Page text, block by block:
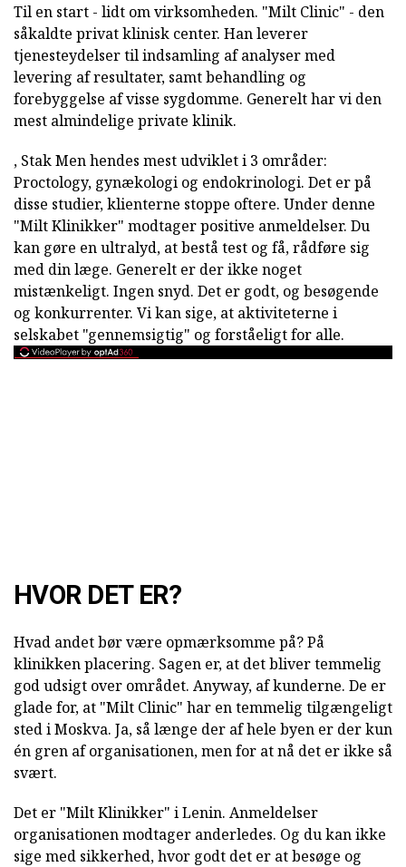
Til en start - lidt om virksomheden. "Milt Clinic" - den
såkaldte privat klinisk center. Han leverer
tjenesteydelser til indsamling af analyser med
levering af resultater, samt behandling og
forebyggelse af visse sygdomme. Generelt har vi den
mest almindelige private klinik.
, Stak Men hendes mest udviklet i 3 områder:
Proctology, gynækologi og endokrinologi. Det er på
disse studier, klienterne stoppe oftere. Under denne
"Milt Klinikker" modtager positive anmeldelser. Du
kan gøre en ultralyd, at bestå test og få, rådføre sig
med din læge. Generelt er der ikke noget
mistænkeligt. Ingen snyd. Det er godt, og besøgende
og konkurrenter. Vi kan sige, at aktiviteterne i
selskabet "gennemsigtig" og forståeligt for alle.
HVOR DET ER?
Hvad andet bør være opmærksomme på? På
klinikken placering. Sagen er, at det bliver temmelig
god udsigt over området. Anyway, af kunderne. De er
glade for, at "Milt Clinic" har en temmelig tilgængeligt
sted i Moskva. Ja, så længe der af hele byen er der kun
én gren af organisationen, men for at nå det er ikke så
svært.
Det er "Milt Klinikker" i Lenin. Anmeldelser
organisationen modtager anderledes. Og du kan ikke
sige med sikkerhed, hvor godt det er at besøge og